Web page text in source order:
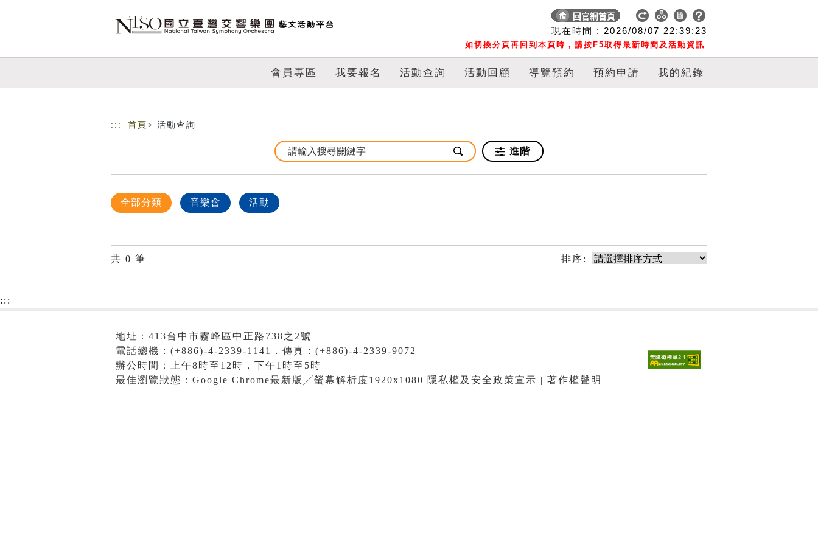
現在時間 : 2026/08/07 22:39:23
如切換分頁再回到本頁時，請按F5取得最新時間及活動資訊
會員專區 我要報名 活動查詢 活動回顧 導覽預約 預約申請 我的紀錄
::: 首頁 > 活動查詢
進階
全部分類 音樂會 活動
共 0 筆 排序:
:::
地址：413台中市霧峰區中正路738之2號
電話總機：(+886)-4-2339-1141．傳真：(+886)-4-2339-9072
辦公時間：上午8時至12時，下午1時至5時
最佳瀏覽狀態：Google Chrome最新版╱螢幕解析度1920x1080 隱私權及安全政策宣示 | 著作權聲明